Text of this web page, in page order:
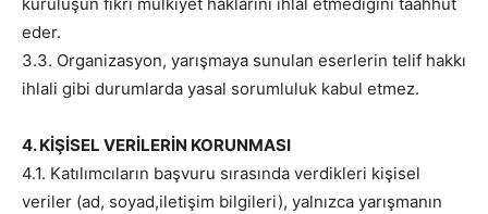
eder.
3.3. Organizasyon, yarışmaya sunulan eserlerin telif hakkı
ihlali gibi durumlarda yasal sorumluluk kabul etmez.
4. KİŞİSEL VERİLERİN KORUNMASI
4.1. Katılımcıların başvuru sırasında verdikleri kişisel
veriler (ad, soyad,iletişim bilgileri), yalnızca yarışmanın